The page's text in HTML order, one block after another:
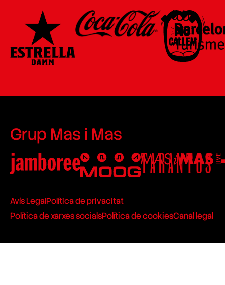
Grup Mas i Mas
Avís LegalPolítica de privacitat
Política de xarxes socialsPolítica de cookiesCanal legal